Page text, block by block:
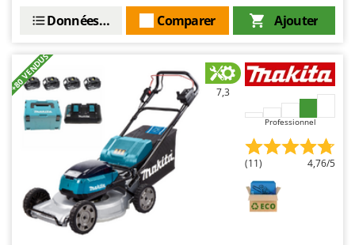
Ajouter
Comparer
Données techniques
+80 VENDUS 7,3
Professionnel
(11) 4,76/5